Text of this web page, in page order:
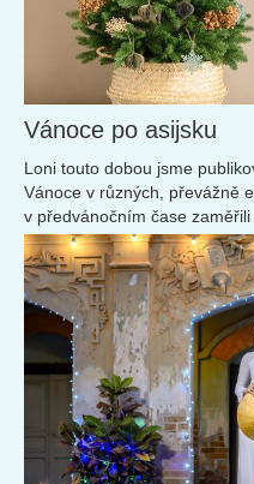
Vánoce po asijsku
Loni touto dobou jsme
Vánoce v různých, převážně
v předvánočním čase
svátek...